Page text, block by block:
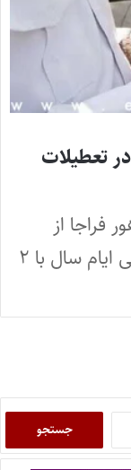
تعطیلات
فراجا از
افزایش جرایم نقلیه عمومی در تمامی ایام سال با ۲